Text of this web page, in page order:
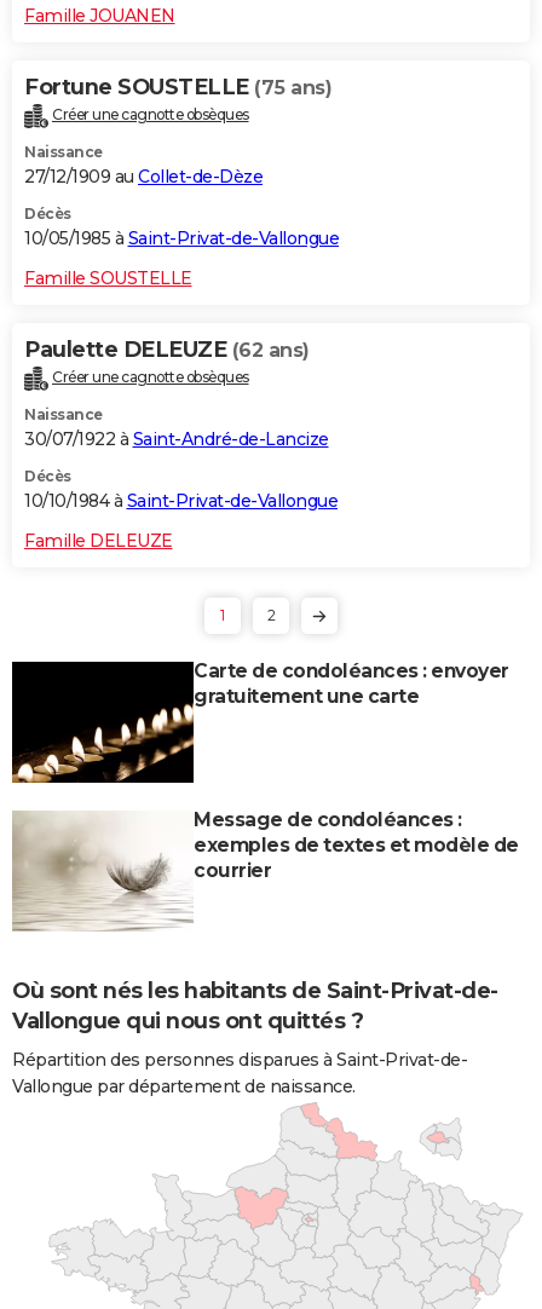
Famille JOUANEN
Fortune SOUSTELLE (75 ans)
Créer une cagnotte obsèques
Naissance
27/12/1909 au Collet-de-Dèze
Décès
10/05/1985 à Saint-Privat-de-Vallongue
Famille SOUSTELLE
Paulette DELEUZE (62 ans)
Créer une cagnotte obsèques
Naissance
30/07/1922 à Saint-André-de-Lancize
Décès
10/10/1984 à Saint-Privat-de-Vallongue
Famille DELEUZE
1 2
Carte de condoléances : envoyer
gratuitement une carte
Message de condoléances :
exemples de textes et modèle de
courrier
Où sont nés les habitants de Saint-Privat-de-
Vallongue qui nous ont quittés ?
Répartition des personnes disparues à Saint-Privat-de-
Vallongue par département de naissance.